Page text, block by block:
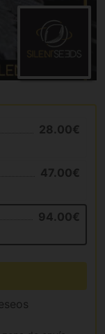
28.00€
47.00€
94.00€